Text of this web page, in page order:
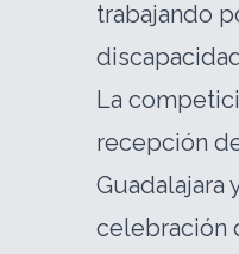
trabajando
La
recepción
Guadalajara
celebración